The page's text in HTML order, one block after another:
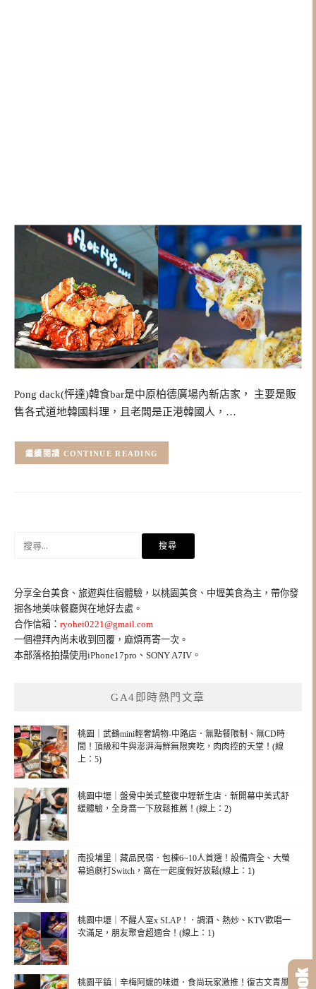
Pong dack(怦達)韓食bar是中原柏德廣場內新店家， 主要是販
售各式道地韓國料理，且老闆是正港韓國人，…
CONTINUE READING
鍵
字:
分享全台美食、旅遊與住宿體驗，以桃園美食、中壢美食為主，帶你發
掘各地美味餐廳與在地好去處。
合作信箱： ryohei0221@gmail.com
一個禮拜內尚未收到回覆，麻煩再寄一次。
本部落格拍攝使用iPhone17pro、SONY A7IV。
GA4即時熱門文章
桃園｜武鶴mini輕奢鍋物-中路店．無點餐限制、無CD時
間！頂級和牛與澎湃海鮮無限爽吃，肉肉控的天堂！(線
上：5)
桃園中壢｜盤骨中美式整復中壢新生店．新開幕中美式舒
緩體驗，全身喬一下放鬆推薦！(線上：2)
南投埔里｜藏品民宿．包棟6~10人首選！設備齊全、大螢
幕追劇打Switch，窩在一起度假好放鬆(線上：1)
桃園中壢｜不醒人室x SLAP ! ．調酒、熱炒、KTV歡唱一
次滿足，朋友聚會超適合！(線上：1)
桃園平鎮｜辛梅阿嬤的味道．食尚玩家激推！復古文青風